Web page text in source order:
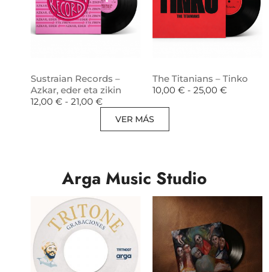
Sustraian Records –
Azkar, eder eta zikin
12,00 € - 21,00 €
The Titanians – Tinko
10,00 € - 25,00 €
VER MÁS
Arga Music Studio